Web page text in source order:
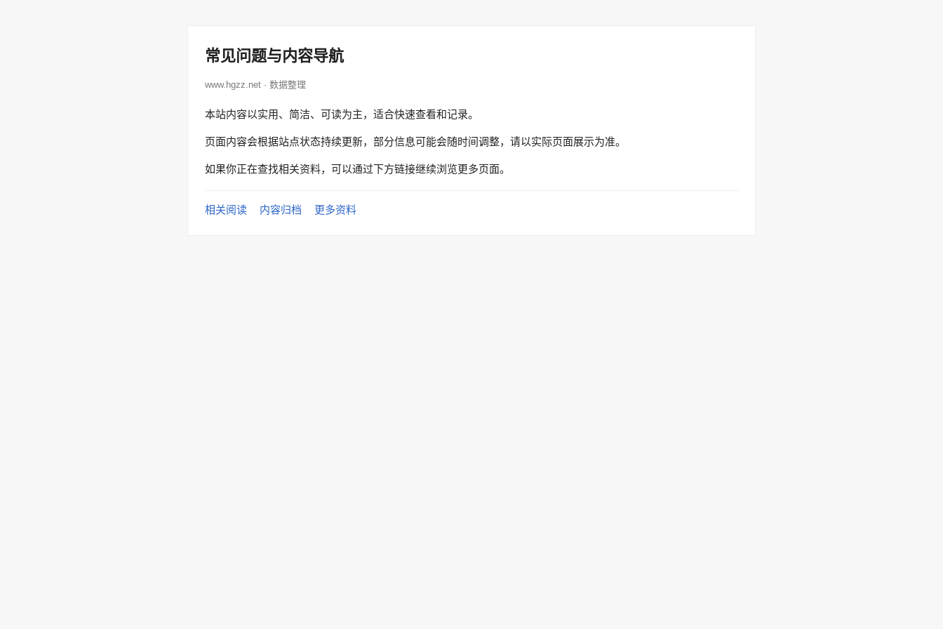
常见问题与内容导航
www.hgzz.net · 数据整理
本站内容以实用、简洁、可读为主，适合快速查看和记录。
页面内容会根据站点状态持续更新，部分信息可能会随时间调整，请以实际页面展示为准。
如果你正在查找相关资料，可以通过下方链接继续浏览更多页面。
相关阅读 内容归档 更多资料